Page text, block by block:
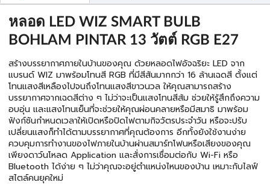
หลอด LED WIZ SMART BULB
BOHLAM PINTAR 13 วัตต์ RGB E27
สร้างบรรยากาศภายในบ้านของคุณ ด้วยหลอดไฟอัจฉริยะ LED จาก
แบรนด์ WIZ มาพร้อมโทนสี RGB ที่มีสีสันมากกว่า 16 ล้านเฉดสี ตั้งแต่
โทนแสงสีเหลืองไปจนถึงโทนแสงสีขาวนวล ให้คุณสามารถสร้าง
บรรยากาศจากเฉดสีต่าง ๆ ไม่ว่าจะเป็นแสงโทนสีส้ม ช่วยให้รู้สึกถึงความ
อบอุ่น และแสงโทนเย็นที่จะช่วยให้คุณผ่อนคลายหรือมีสมาธิ มาพร้อม
ฟังก์ชันกำหนดเวลาให้เปิดหรือปิดไฟตามกิจวัตรประจำวัน หรือจะปรับ
เปลี่ยนแสงก็ทำได้ตามบรรยากาศที่คุณต้องการ อีกทั้งยังใช้งานง่าย
ควบคุมการทำงานของไฟภายในบ้านผ่านสมาร์ทโฟนหรือเสียงของคุณ
เพียงดาว์นโหลด Application และสั่งการเชื่อมต่อกับ Wi-Fi หรือ
Bluetooth ได้ง่าย ๆ ไม่ว่าคุณจะอยู่ตำแหน่งไหนของบ้าน เหมาะกับไลฟ์
สไตล์คนยุคใหม่